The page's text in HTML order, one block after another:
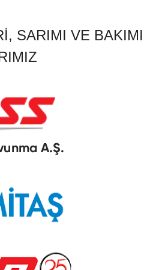
SARIMI VE BAKIMI